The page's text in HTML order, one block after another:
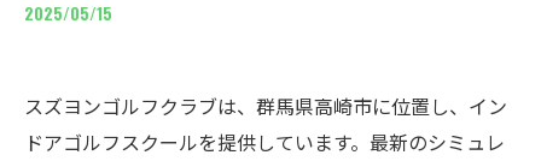
2025/05/15
スズヨンゴルフクラブは、群馬県高崎市に位置し、イン
ドアゴルフスクールを提供しています。最新のシミュレ